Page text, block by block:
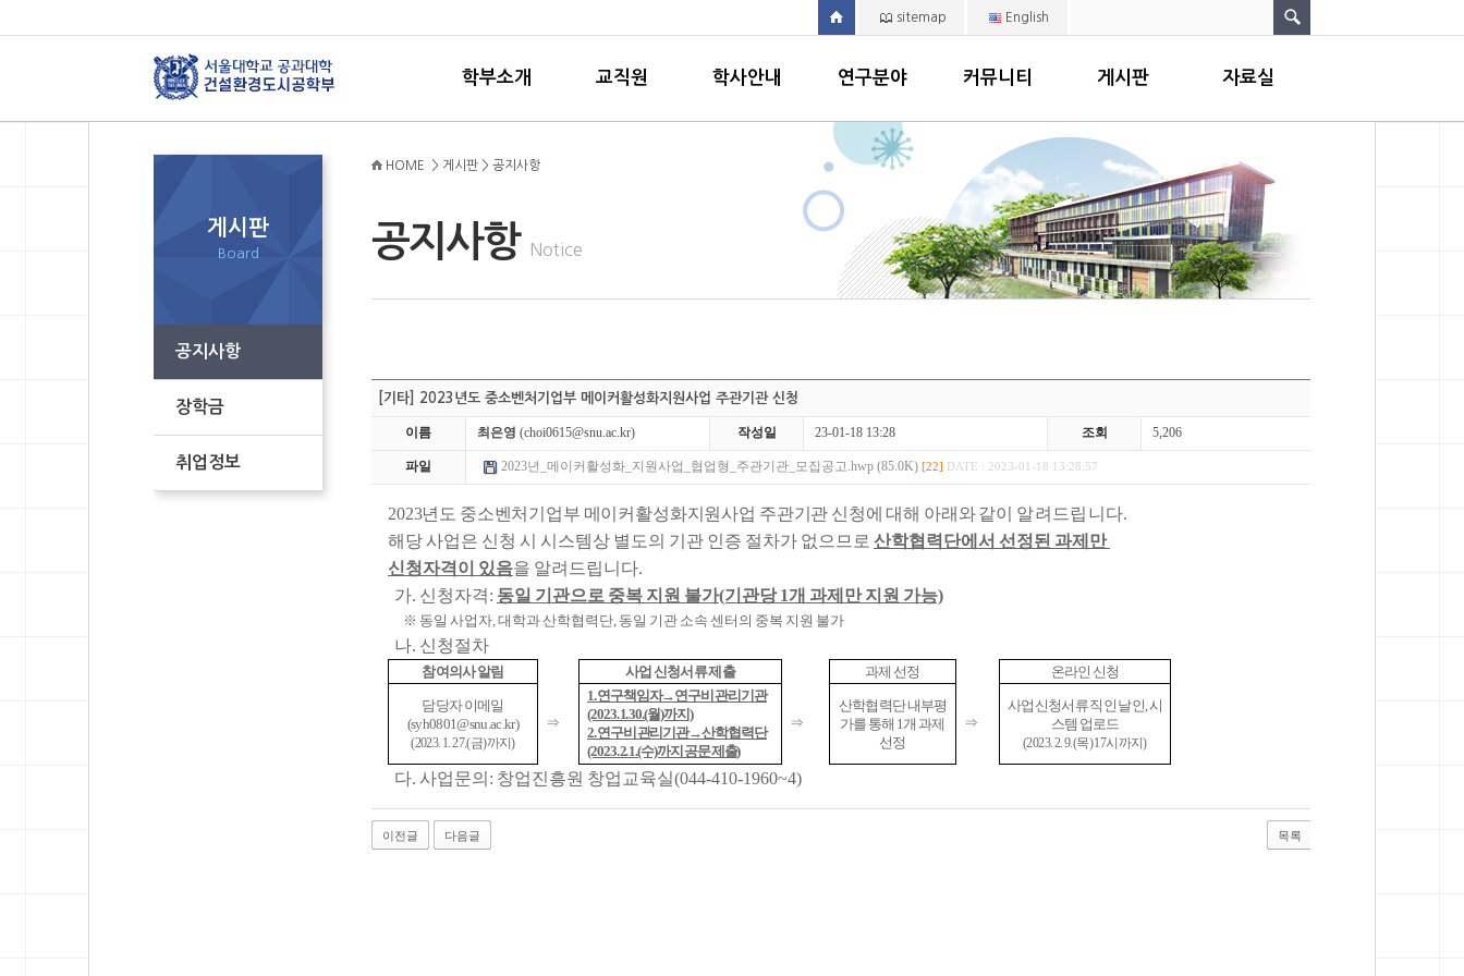
sitemap English
학부소개 교직원 학사안내 연구분야 커뮤니티 게시판 자료실
게시판
Board
공지사항
장학금
취업정보
공지사항 Notice
HOME > 게시판 > 공지사항
[기타] 2023년도 중소벤처기업부 메이커활성화지원사업 주관기관 신청
이름 최은영 (choi0615@snu.ac.kr) 작성일 23-01-18 13:28 조회 5,206
파일 2023년_메이커활성화_지원사업_협업형_주관기관_모집공고.hwp (85.0K) [22] DATE : 2023-01-18 13:28:57
2023년도 중소벤처기업부 메이커활성화지원사업 주관기관 신청에 대해 아래와 같이
알려드립니다.
해당 사업은 신청 시 시스템상 별도의 기관 인증 절차가 없으므로 산학협력단에서 선정된 과제만
신청자격이 있음을 알려드립니다.
가. 신청자격: 동일 기관으로 중복 지원 불가(기관당 1개 과제만 지원 가능)
※ 동일 사업자, 대학과 산학협력단, 동일 기관 소속 센터의 중복 지원 불가
나. 신청절차
참여의사 알림 사업 신청서류 제출 과제 선정 온라인 신청
담당자 이메일
(syh0801@snu.ac.kr)
(2023. 1. 27.(금)까지)
⇒
1. 연구책임자→연구비 관리기관
(2023. 1. 30.(월)까지)
2. 연구비 관리기관→산학협력단
(2023. 2. 1.(수)까지 공문 제출)
⇒
산학협력단 내부평
가를 통해 1개 과제
선정
⇒
사업신청서류 직인 날인, 시
스템 업로드
(2023. 2. 9.(목) 17시까지)
다. 사업문의: 창업진흥원 창업교육실(044-410-1960~4)
이전글 다음글 목록